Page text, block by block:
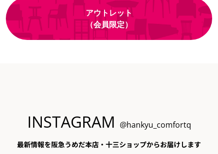
アウトレット
（会員限定）
INSTAGRAM @hankyu_comfortq
最新情報を阪急うめだ本店・十三ショップからお届けします